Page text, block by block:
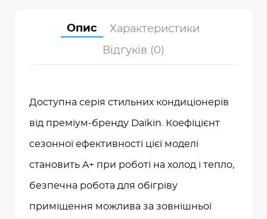
Опис
Характеристики
Відгуків (0)
Доступна серія стильних кондиціонерів
від преміум-бренду Daikin. Коефіцієнт
сезонної ефективності цієї моделі
становить A+ при роботі на холод і тепло,
безпечна робота для обігріву
приміщення можлива за зовнішньої